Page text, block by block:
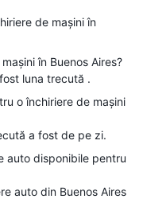
de mașini în
în Buenos Aires?
luna trecută .
o închiriere de mașini
a fost de pe zi.
auto disponibile pentru
auto din Buenos Aires